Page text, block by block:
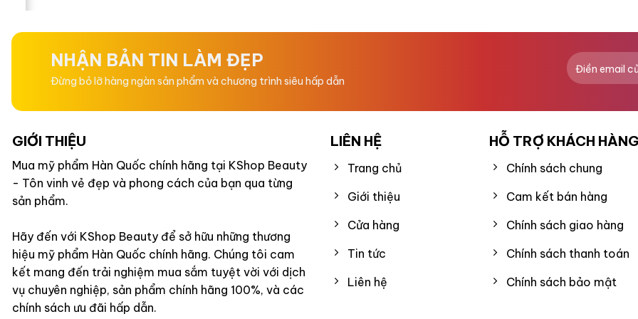
5
5
5
NHẬN BẢN TIN LÀM ĐẸP
Đừng bỏ lỡ hàng ngàn sản phẩm và chương trình siêu hấp dẫn
GIỚI THIỆU
Mua mỹ phẩm Hàn Quốc chính hãng tại KShop Beauty
- Tôn vinh vẻ đẹp và phong cách của bạn qua từng
sản phẩm.
Hãy đến với KShop Beauty để sở hữu những thương
hiệu mỹ phẩm Hàn Quốc chính hãng. Chúng tôi cam
kết mang đến trải nghiệm mua sắm tuyệt vời với dịch
vụ chuyên nghiệp, sản phẩm chính hãng 100%, và các
chính sách ưu đãi hấp dẫn.
LIÊN HỆ
Trang chủ
Giới thiệu
Cửa hàng
Tin tức
Liên hệ
HỖ TRỢ KHÁCH HÀNG
Chính sách chung
Cam kết bán hàng
Chính sách giao hàng
Chính sách thanh toán
Chính sách bảo mật